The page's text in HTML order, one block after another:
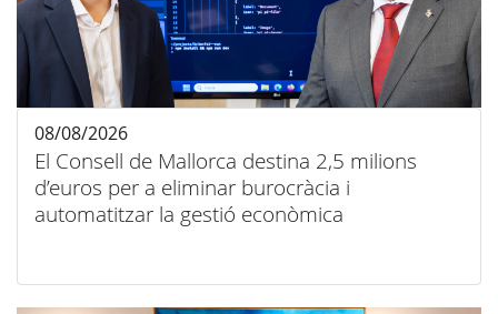
El Consell de Mallorca destina 2,5 milions
d’euros per a eliminar burocràcia i
automatitzar la gestió econòmica
08/08/2026